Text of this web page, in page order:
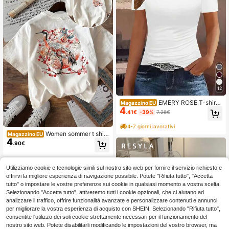
Magazzino EU Women sommer t shirt
[Stampa su entrambi i lati] Top estiv
o casual da donna, stile giapponese
con stampa di gru e fiori di ciliegio,
mer outfits
4.90€
12
Magazzino EU EMERY ROSE T-shirt i
n cotone da donna stile Y2K, nuova
collezione primavera/estate
4.41€ -39% 7.26€
4-7 giorni lavorativi
Utilizziamo cookie e tecnologie simili sul nostro sito web per fornire il servizio richiesto e
offrirvi la migliore esperienza di navigazione possibile. Potete "Rifiuta tutto", "Accetta
tutto" o impostare le vostre preferenze sui cookie in qualsiasi momento a vostra scelta.
Selezionando "Accetta tutto", attiveremo tutti i cookie opzionali, che ci aiutano ad
analizzare il traffico, offrire funzionalità avanzate e personalizzare contenuti e annunci
per migliorare la vostra esperienza di acquisto con SHEIN. Selezionando "Rifiuta tutto",
consentite l'utilizzo dei soli cookie strettamente necessari per il funzionamento del
nostro sito web. Potete disabilitarli modificando le impostazioni del vostro browser, ma